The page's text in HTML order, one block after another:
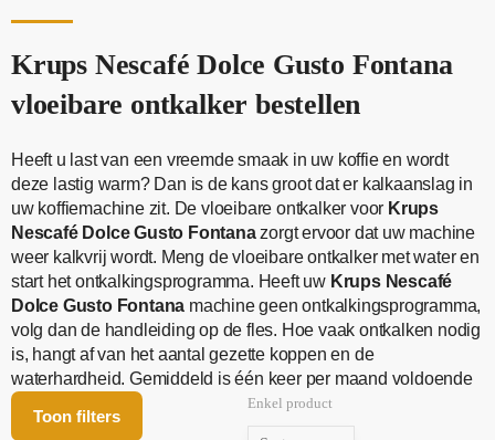
Krups Nescafé Dolce Gusto Fontana
vloeibare ontkalker bestellen
Heeft u last van een vreemde smaak in uw koffie en wordt
deze lastig warm? Dan is de kans groot dat er kalkaanslag in
uw koffiemachine zit. De vloeibare ontkalker voor Krups
Nescafé Dolce Gusto Fontanazorgt ervoor dat uw machine
weer kalkvrij wordt. Meng de vloeibare ontkalker met water en
start het ontkalkingsprogramma. Heeft uw Krups Nescafé
Dolce Gusto Fontana machine geen ontkalkingsprogramma,
volg dan de handleiding op de fles. Hoe vaak ontkalken nodig
is, hangt af van het aantal gezette koppen en de
waterhardheid. Gemiddeld is één keer per maand voldoende
Toon filters
Enkel product